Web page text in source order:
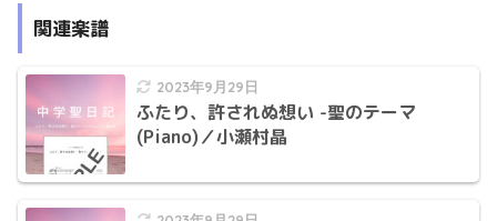
関連楽譜
2023年9月29日
ふたり、許されぬ想い -聖のテーマ
(Piano)／小瀬村晶